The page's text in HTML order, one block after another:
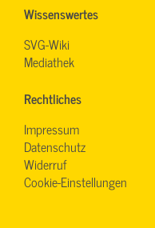
Wissenswertes
SVG-Wiki
Mediathek
Rechtliches
Impressum
Datenschutz
Widerruf
Cookie-Einstellungen